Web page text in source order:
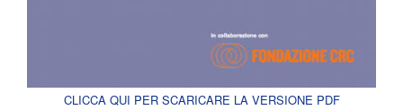
CLICCA QUI PER SCARICARE LA VERSIONE PDF